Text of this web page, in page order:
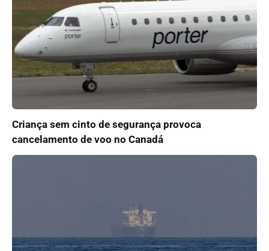
Criança sem cinto de segurança provoca
cancelamento de voo no Canadá